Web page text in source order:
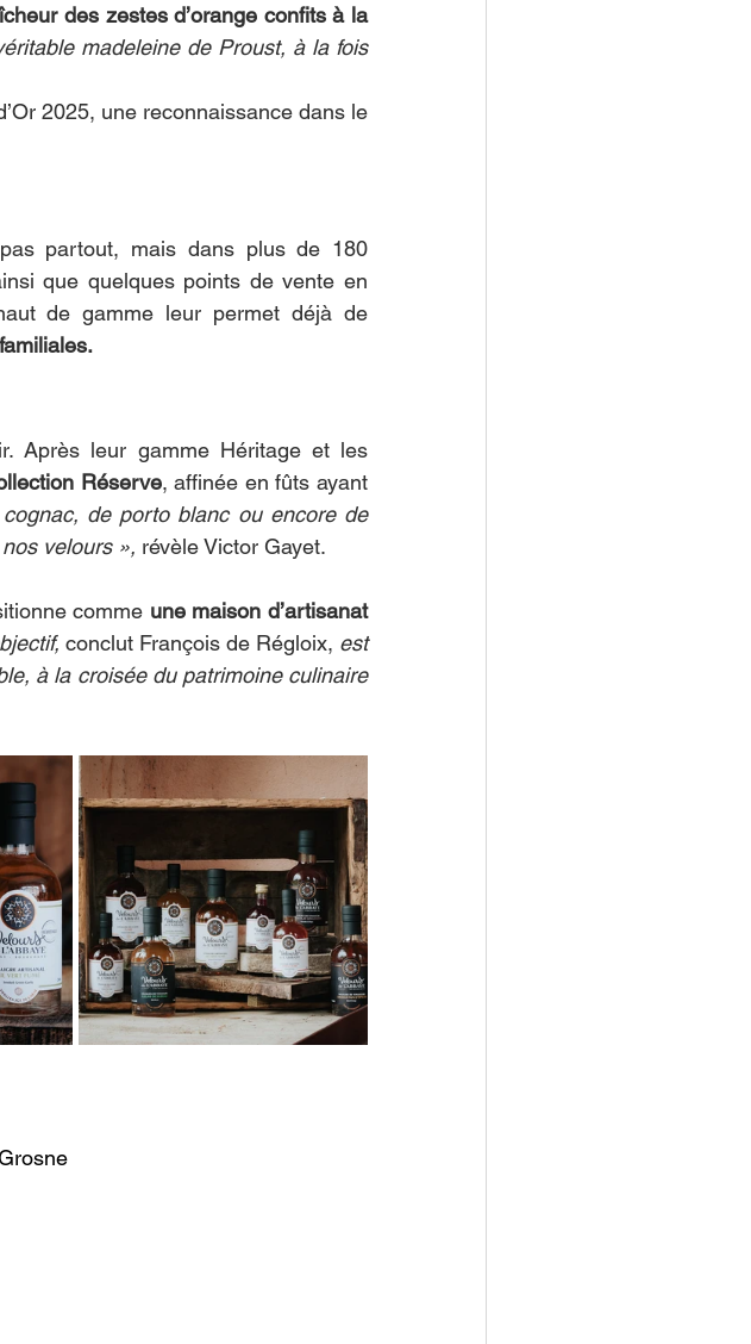
des zestes d’orange confits à la
madeleine de Proust, à la fois
2025, une reconnaissance dans le
partout, mais dans plus de 180
que quelques points de vente en
Après leur gamme Héritage et les
Réserve, affinée en fûts ayant
de porto blanc ou encore de
velours », révèle Victor Gayet.
comme une maison d’artisanat
conclut François de Régloix, est
à la croisée du patrimoine culinaire